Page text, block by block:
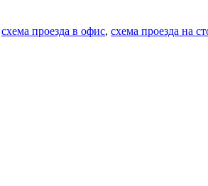
схема проезда в офис, схема проезда на